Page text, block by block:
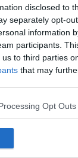
disclosed to
separately opt-
information
participants.
to third parties
that may
Opt Outs